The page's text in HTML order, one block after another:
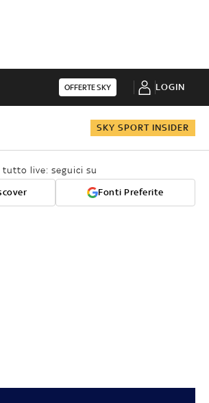
OFFERTE SKY LOGIN
SKY SPORT INSIDER
tutto live: seguici su
Fonti Preferite